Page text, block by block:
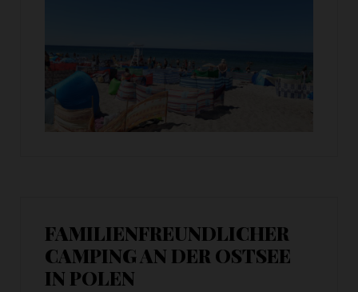
FAMILIENFREUNDLICHER
CAMPING AN DER OSTSEE
IN POLEN